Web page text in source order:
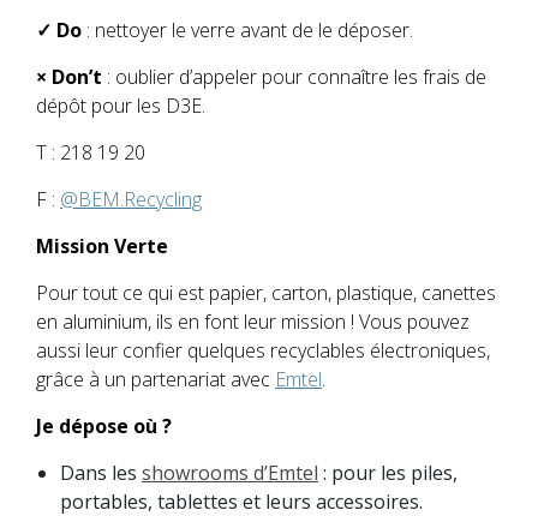
✓ Do : nettoyer le verre avant de le déposer.
× Don’t : oublier d’appeler pour connaître les frais de
dépôt pour les D3E.
T : 218 19 20
F : @BEM.Recycling
Mission Verte
Pour tout ce qui est papier, carton, plastique, canettes
en aluminium, ils en font leur mission ! Vous pouvez
aussi leur confier quelques recyclables électroniques,
grâce à un partenariat avec Emtel.
Je dépose où ?
Dans les showrooms d’Emtel : pour les piles,
portables, tablettes et leurs accessoires.